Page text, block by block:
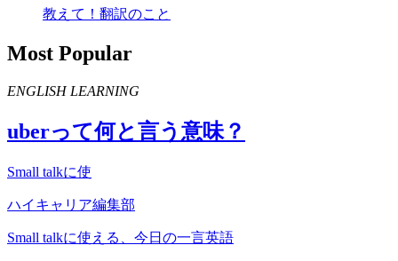
教えて！翻訳のこと
Most Popular
ENGLISH LEARNING
uberって何と言う意味？
Small talkに使
ハイキャリア編集部
Small talkに使える、今日の一言英語